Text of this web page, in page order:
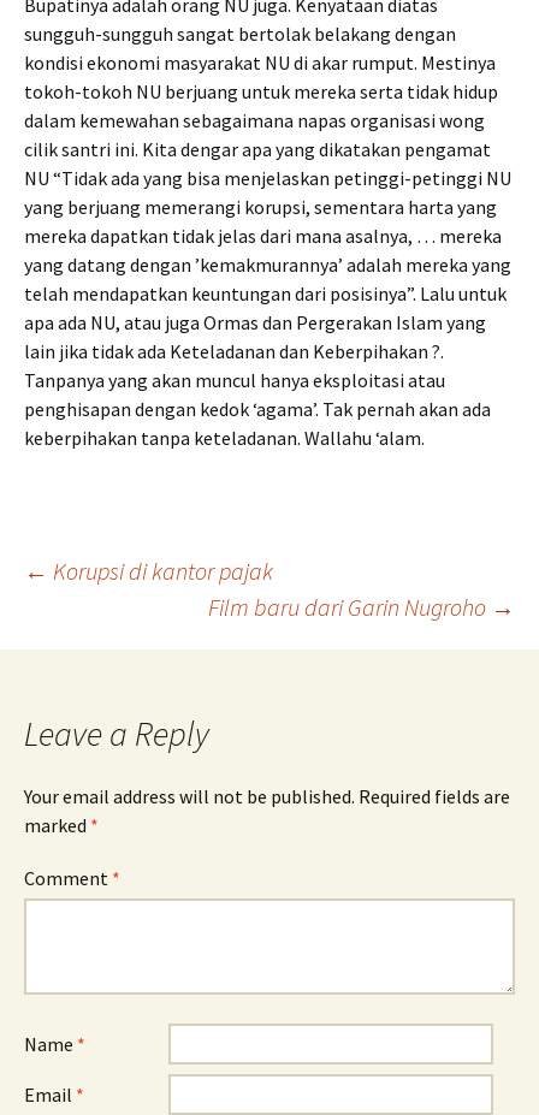
Bupatinya adalah orang NU juga. Kenyataan diatas
sungguh-sungguh sangat bertolak belakang dengan
kondisi ekonomi masyarakat NU di akar rumput. Mestinya
tokoh-tokoh NU berjuang untuk mereka serta tidak hidup
dalam kemewahan sebagaimana napas organisasi wong
cilik santri ini. Kita dengar apa yang dikatakan pengamat
NU “Tidak ada yang bisa menjelaskan petinggi-petinggi NU
yang berjuang memerangi korupsi, sementara harta yang
mereka dapatkan tidak jelas dari mana asalnya, … mereka
yang datang dengan ’kemakmurannya’ adalah mereka yang
telah mendapatkan keuntungan dari posisinya”. Lalu untuk
apa ada NU, atau juga Ormas dan Pergerakan Islam yang
lain jika tidak ada Keteladanan dan Keberpihakan ?.
Tanpanya yang akan muncul hanya eksploitasi atau
penghisapan dengan kedok ‘agama’. Tak pernah akan ada
keberpihakan tanpa keteladanan. Wallahu ‘alam.
Post
navigation
← Korupsi di kantor pajak
Film baru dari Garin Nugroho →
Leave a Reply
Your email address will not be published. Required fields are
marked *
Comment *
Name *
Email *